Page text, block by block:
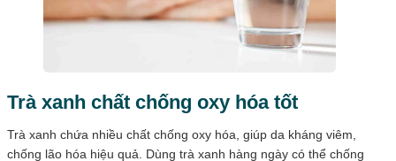
Trà xanh chất chống oxy hóa tốt
Trà xanh chứa nhiều chất chống oxy hóa, giúp da kháng viêm,
chống lão hóa hiệu quả. Dùng trà xanh hàng ngày có thể chống